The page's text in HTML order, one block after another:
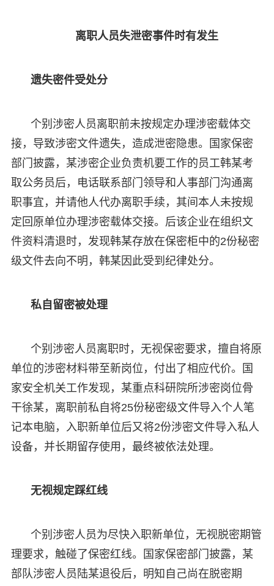
离职人员失泄密事件时有发生
遗失密件受处分
个别涉密人员离职前未按规定办理涉密载体交
接，导致涉密文件遗失，造成泄密隐患。国家保密
部门披露，某涉密企业负责机要工作的员工韩某考
取公务员后，电话联系部门领导和人事部门沟通离
职事宜，并请他人代办离职手续，其间本人未按规
定回原单位办理涉密载体交接。后该企业在组织文
件资料清退时，发现韩某存放在保密柜中的2份秘密
级文件去向不明，韩某因此受到纪律处分。
私自留密被处理
个别涉密人员离职时，无视保密要求，擅自将原
单位的涉密材料带至新岗位，付出了相应代价。国
家安全机关工作发现，某重点科研院所涉密岗位骨
干徐某，离职前私自将25份秘密级文件导入个人笔
记本电脑，入职新单位后又将2份涉密文件导入私人
设备，并长期留存使用，最终被依法处理。
无视规定踩红线
个别涉密人员为尽快入职新单位，无视脱密期管
理要求，触碰了保密红线。国家保密部门披露，某
部队涉密人员陆某退役后，明知自己尚在脱密期